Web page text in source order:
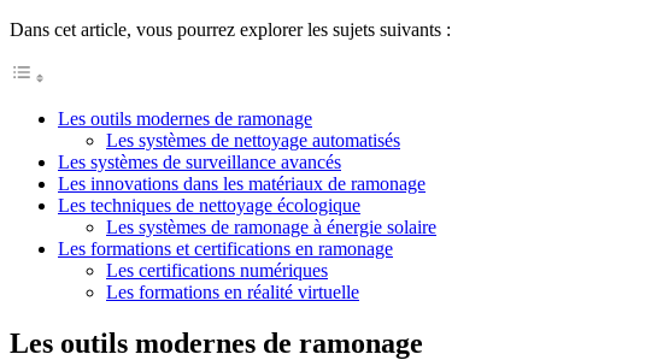
Dans cet article, vous pourrez explorer les sujets suivants :
Les outils modernes de ramonage
Les systèmes de nettoyage automatisés
Les systèmes de surveillance avancés
Les innovations dans les matériaux de ramonage
Les techniques de nettoyage écologique
Les systèmes de ramonage à énergie solaire
Les formations et certifications en ramonage
Les certifications numériques
Les formations en réalité virtuelle
Les outils modernes de ramonage